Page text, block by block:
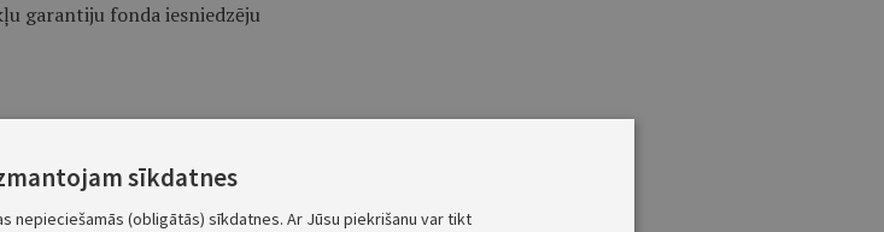
garantiju fonda iesniedzēju
informāciju par bērnu,
izņemot
un tam piekrīt viņa vecāki
sīkdatnes
(obligātās) sīkdatnes. Ar Jūsu piekrišanu var tikt